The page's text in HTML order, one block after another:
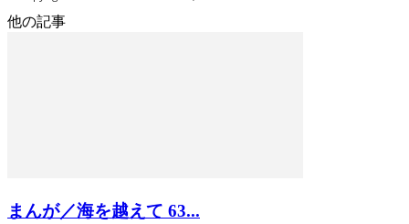
他の記事
まんが／海を越えて 63...